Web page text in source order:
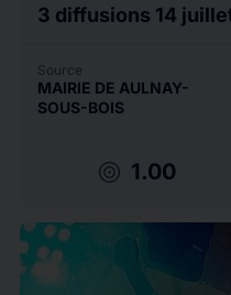
3 diffusions 14
Source
MAIRIE DE AULNAY-
SOUS-BOIS
target 1.00